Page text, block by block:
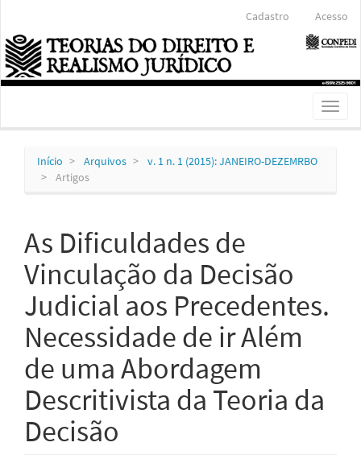
Conteúdo
principal
Barra
Lateral
Cadastro Acesso
Toggle
Início Arquivos
v. 1 n. 1 (2015): JANEIRO-DEZEMRBO
Artigos
As Dificuldades de
Vinculação da Decisão
Judicial aos Precedentes.
Necessidade de ir Além
de uma Abordagem
Descritivista da Teoria da
Decisão